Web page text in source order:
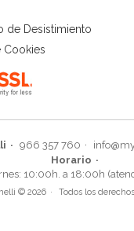
de Desistimiento
Cookies
966 357 760
Horario
10:00h. a 18:00h
© 2026 Todos los